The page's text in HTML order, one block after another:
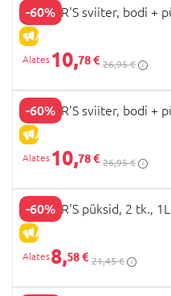
-60%
ALLAHINDLUS
CARTER'S sviiter, bodi +
10,78 € 26,95 €
-60%
ALLAHINDLUS
CARTER'S sviiter, bodi +
10,78 € 26,95 €
-60%
ALLAHINDLUS
CARTER'S püksid, 2 tk.,
8,58 € 21,45 €